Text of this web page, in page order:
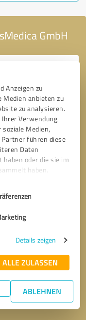
Anzeigen zu
Medien anbieten zu
zu analysieren.
Verwendung
Medien,
führen diese
Daten
oder die sie im
haben.
Details zeigen
ALLE ZULASSEN
ABLEHNEN
GmbH
* Erforderliche Angaben
zu.